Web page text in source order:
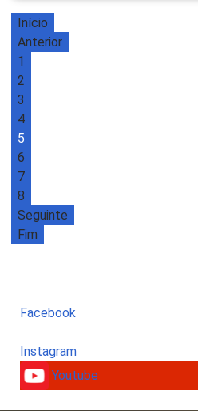
Início
Anterior
1
2
3
4
5
6
7
8
Seguinte
Fim
Facebook
Instagram
Youtube